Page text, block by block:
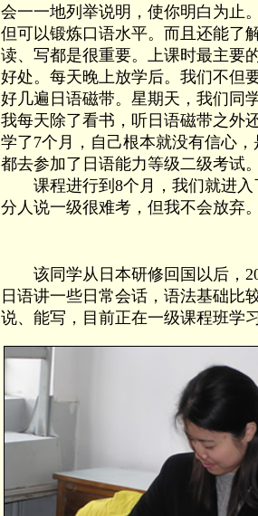
会一一地列举说明，使你明白为止
但可以锻炼口语水平。而且还能了
读、写都是很重要。上课时最主要
好处。每天晚上放学后。我们不但
好几遍日语磁带。星期天，我们同
我每天除了看书，听日语磁带之外
学了7个月，自己根本就没有信心
都去参加了日语能力等级二级考试。
课程进行到8个月，我们就进入
分人说一级很难考，但我不会放弃
该同学从日本研修回国以后，
日语讲一些日常会话，语法基础比
说、能写，目前正在一级课程班学习